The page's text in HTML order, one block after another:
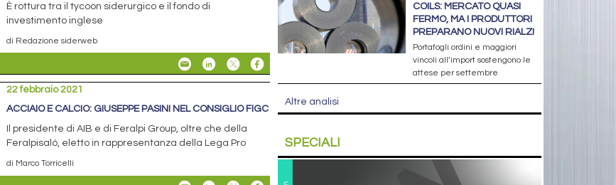
È rottura tra il tycoon siderurgico e il fondo di
investimento inglese
di Redazione siderweb
22 febbraio 2021
ACCIAIO E CALCIO: GIUSEPPE PASINI NEL CONSIGLIO FIGC
Il presidente di AIB e di Feralpi Group, oltre che della
Feralpisalò, eletto in rappresentanza della Lega Pro
di Marco Torricelli
COILS: MERCATO QUASI
FERMO, MA I PRODUTTORI
PREPARANO NUOVI RIALZI
Portafogli ordini e maggiori
vincoli all’import sostengono le
attese per settembre
Altre analisi
SPECIALI